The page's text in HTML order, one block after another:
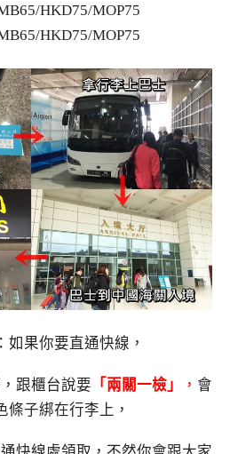
HKD75/MOP75
HKD75/MOP75
如果你要直通快線，
跟櫃台說要 「兩關一檢」 ， 會
條子綁在行李上，